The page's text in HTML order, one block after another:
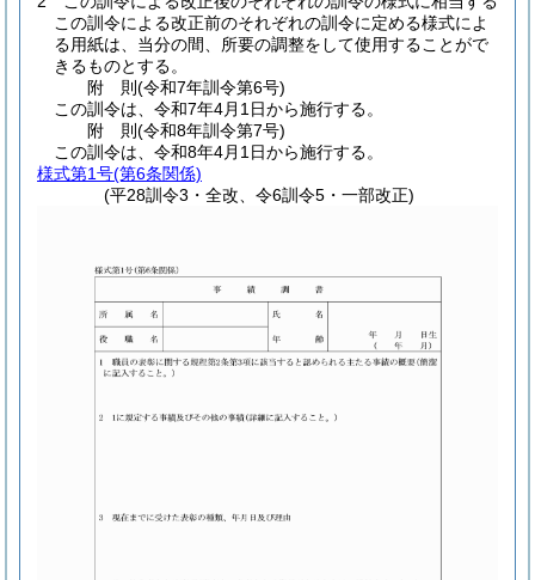
この訓令による改正前のそれぞれの訓令に定める様式によ
る用紙は、当分の間、所要の調整をして使用することがで
きるものとする。
附 則(令和7年訓令第6号)
この訓令は、令和7年4月1日から施行する。
附 則(令和8年訓令第7号)
この訓令は、令和8年4月1日から施行する。
様式第1号(第6条関係)
(平28訓令3・全改、令6訓令5・一部改正)